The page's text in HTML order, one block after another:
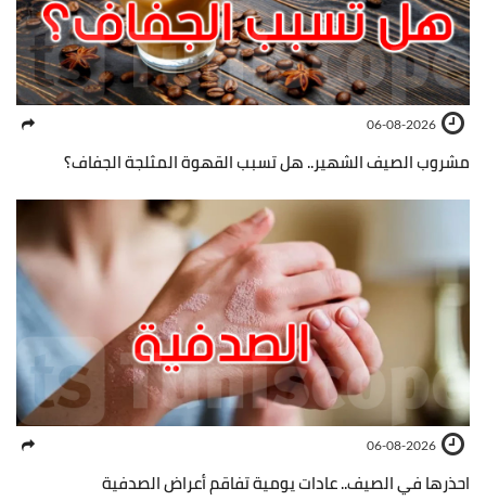
06-08-2026
مشروب الصيف الشهير.. هل تسبب القهوة المثلجة الجفاف؟
06-08-2026
احذرها في الصيف.. عادات يومية تفاقم أعراض الصدفية